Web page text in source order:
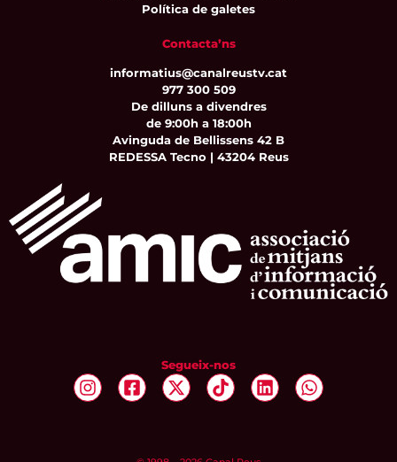
Política de galetes
Contacta’ns
informatius@canalreustv.cat
977 300 509
De dilluns a divendres
de 9:00h a 18:00h
Avinguda de Bellissens 42 B
REDESSA Tecno | 43204 Reus
Segueix-nos